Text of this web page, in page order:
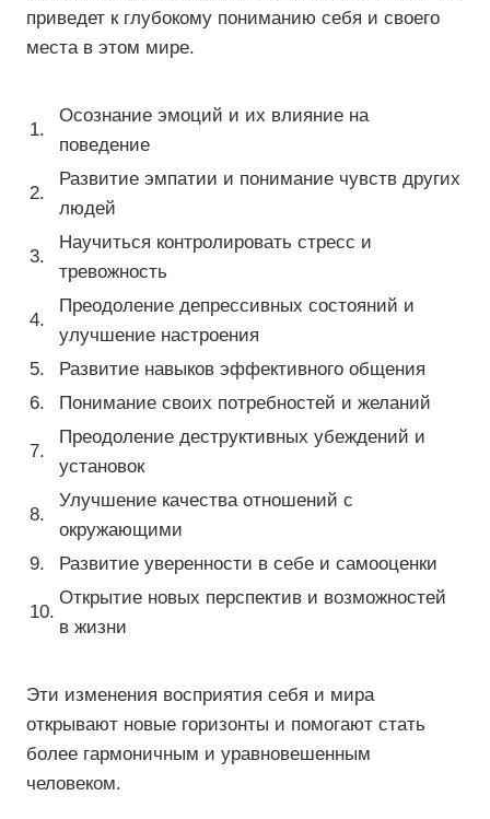
приведет к глубокому пониманию себя и своего
места в этом мире.
1.
Осознание эмоций и их влияние на
поведение
2.
Развитие эмпатии и понимание чувств других
людей
3.
Научиться контролировать стресс и
тревожность
4.
Преодоление депрессивных состояний и
улучшение настроения
5.
Развитие навыков эффективного общения
6.
Понимание своих потребностей и желаний
7.
Преодоление деструктивных убеждений и
установок
8.
Улучшение качества отношений с
окружающими
9.
Развитие уверенности в себе и самооценки
10.
Открытие новых перспектив и возможностей
в жизни
Эти изменения восприятия себя и мира
открывают новые горизонты и помогают стать
более гармоничным и уравновешенным
человеком.